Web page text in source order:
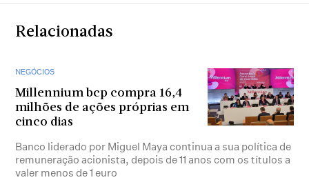
Relacionadas
NEGÓCIOS
Millennium bcp compra 16,4
milhões de ações próprias em
cinco dias
Banco liderado por Miguel Maya continua a sua política de
remuneração acionista, depois de 11 anos com os títulos a
valer menos de 1 euro